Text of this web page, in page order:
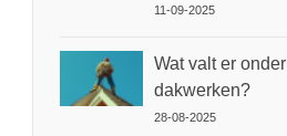
11-09-2025
Wat valt er onder
dakwerken?
28-08-2025